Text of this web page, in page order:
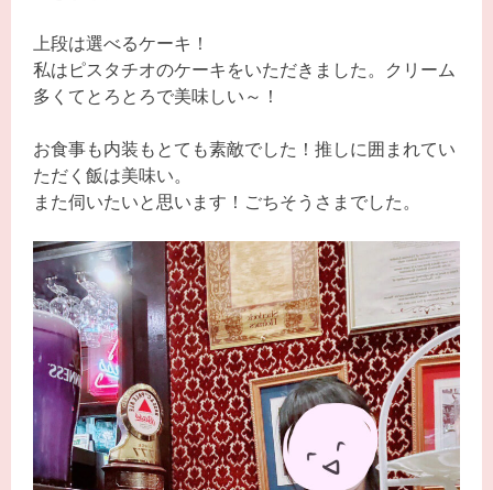
上段は選べるケーキ！
私はピスタチオのケーキをいただきました。クリーム
多くてとろとろで美味しい～！
お食事も内装もとても素敵でした！推しに囲まれてい
ただく飯は美味い。
また伺いたいと思います！ごちそうさまでした。